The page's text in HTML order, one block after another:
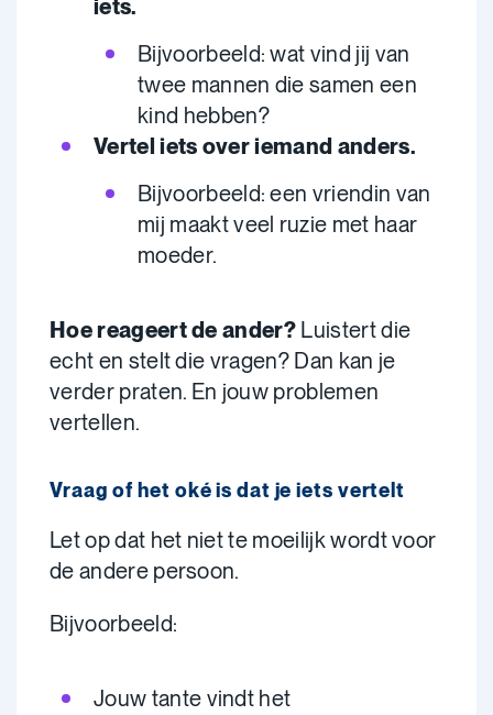
iets.
Bijvoorbeeld: wat vind jij van
twee mannen die samen een
kind hebben?
Vertel iets over iemand anders.
Bijvoorbeeld: een vriendin van
mij maakt veel ruzie met haar
moeder.
Hoe reageert de ander? Luistert die
echt en stelt die vragen? Dan kan je
verder praten. En jouw problemen
vertellen.
Vraag of het oké is dat je iets vertelt
Let op dat het niet te moeilijk wordt voor
de andere persoon.
Bijvoorbeeld:
Jouw tante vindt het